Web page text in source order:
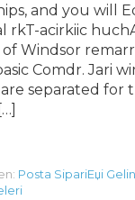
and you will
rkT-acirkiic
of Windsor
Comdr. Jari
separated for
Posta SipariЕџi